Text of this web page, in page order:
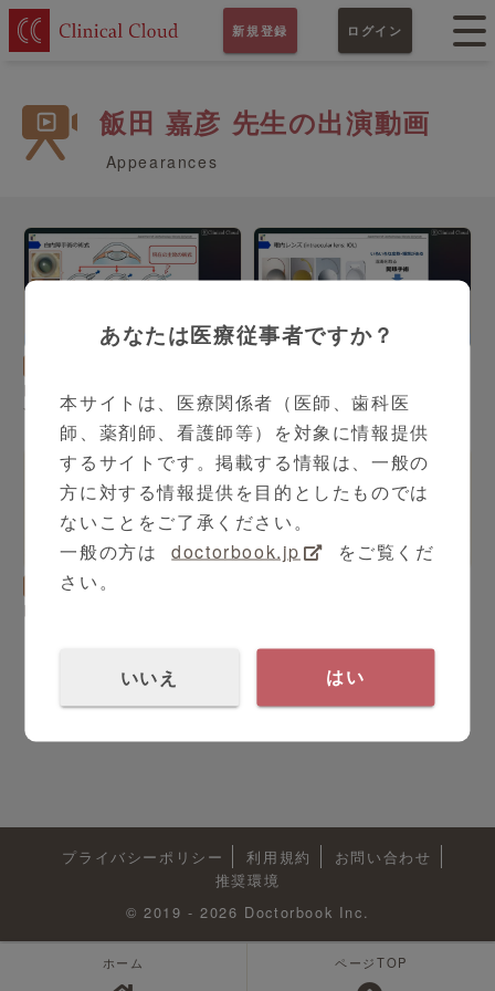
新規登録 ログイン
飯田 嘉彦 先生の出演動画
Appearances
14:47
白内障手術の現状につい
て Part1
て Part2
3:20
飯田 嘉彦 先生
白内障の症状・原因
3:33
プライバシーポリシー 利用規約
お問い合わせ
推奨環境
© 2019 - 2026 Doctorbook Inc.
ホーム ページTOP
あなたは医療従事者ですか？
本サイトは、医療関係者（医師、歯科医
師、薬剤師、看護師等）を対象に情報提供
するサイトです。掲載する情報は、一般の
方に対する情報提供を目的としたものでは
ないことをご了承ください。
一般の方は
doctorbook.jp
をご覧くだ
さい。
いいえ はい